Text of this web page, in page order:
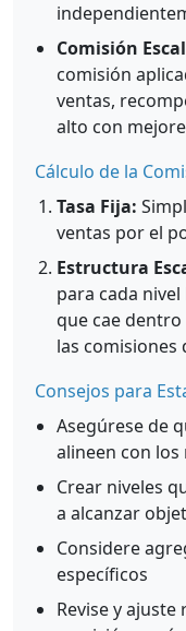
Comisión
comisión
ventas,
alto con
Cálculo de la
Tasa Fija:
ventas por el
Estructura
para cada
que cae dentro
las comisiones
Consejos para
Asegúrese de
alineen con
Crear niveles
a alcanzar
Considere
específicos
Revise y